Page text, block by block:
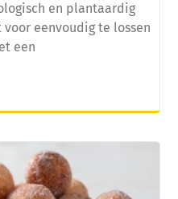
en plantaardig
eenvoudig te lossen
een